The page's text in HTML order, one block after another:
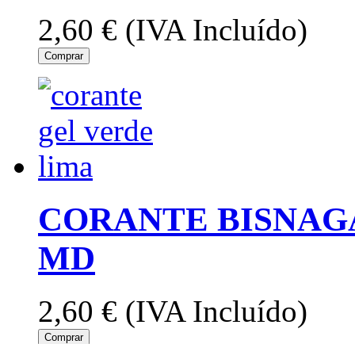
2,60 € (IVA Incluído)
Comprar
CORANTE
MD
2,60 € (IVA Incluído)
Comprar